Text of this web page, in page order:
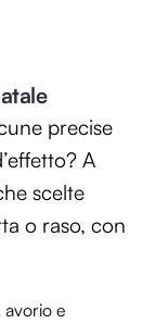
precise
A
scelte
o raso, con
avorio e